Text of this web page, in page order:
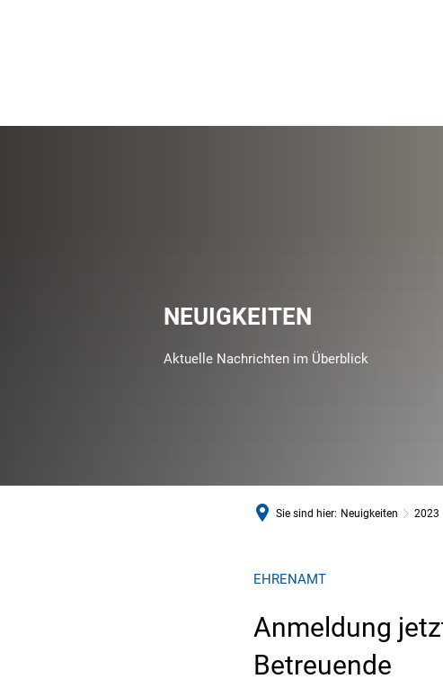
NEUIGKEITEN
Aktuelle Nachrichten im Überblick
Sie sind hier: Neuigkeiten 2023
EHRENAMT
Anmeldung
Betreuende